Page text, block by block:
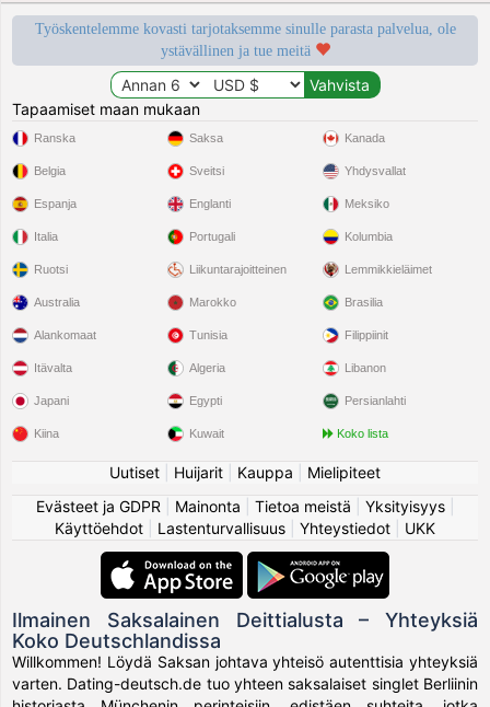
Työskentelemme kovasti tarjotaksemme sinulle parasta palvelua, ole
ystävällinen ja tue meitä
Tapaamiset maan mukaan
Ranska
Belgia
Espanja
Italia
Ruotsi
Saksa
Sveitsi
Englanti
Portugali
Liikuntarajoitteinen
Kanada
Yhdysvallat
Meksiko
Kolumbia
Lemmikkieläimet
Australia
Alankomaat
Itävalta
Japani
Kiina
Marokko
Tunisia
Algeria
Egypti
Kuwait
Brasilia
Filippiinit
Libanon
Persianlahti
Koko lista
Uutiset Huijarit Kauppa
Mielipiteet
Evästeet ja GDPR
Mainonta Tietoa meistä Yksityisyys|
Käyttöehdot
Lastenturvallisuus Yhteystiedot UKK
Ilmainen Saksalainen Deittialusta – Yhteyksiä
Koko Deutschlandissa
Willkommen! Löydä Saksan johtava yhteisö autenttisia yhteyksiä
varten. Dating-deutsch.de tuo yhteen saksalaiset singlet Berliinin